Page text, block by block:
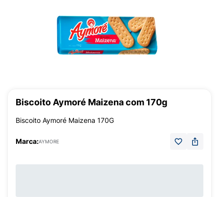
Biscoito Aymoré Maizena com 170g
Biscoito Aymoré Maizena 170G
Marca:AYMORE